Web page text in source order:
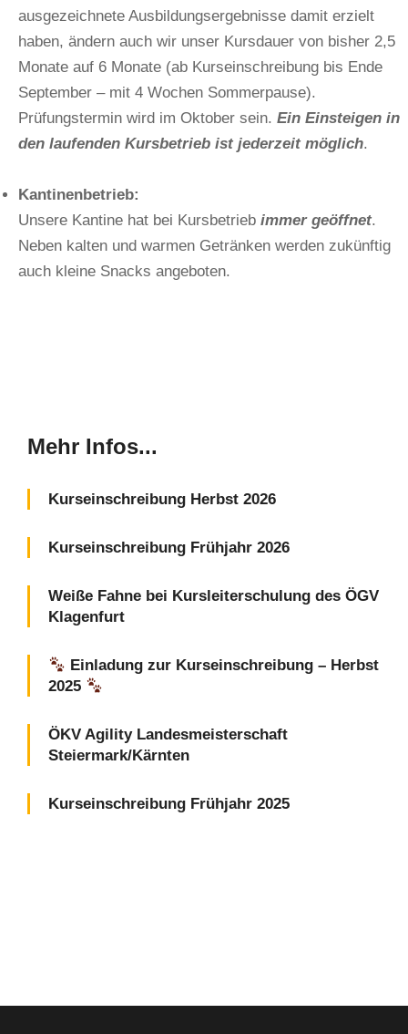
ausgezeichnete Ausbildungsergebnisse damit erzielt
haben, ändern auch wir unser Kursdauer von bisher 2,5
Monate auf 6 Monate (ab Kurseinschreibung bis Ende
September – mit 4 Wochen Sommerpause).
Prüfungstermin wird im Oktober sein. Ein Einsteigen in
den laufenden Kursbetrieb ist jederzeit möglich.
Kantinenbetrieb:
Unsere Kantine hat bei Kursbetrieb immer geöffnet.
Neben kalten und warmen Getränken werden zukünftig
auch kleine Snacks angeboten.
Mehr Infos...
Kurseinschreibung Herbst 2026
Kurseinschreibung Frühjahr 2026
Weiße Fahne bei Kursleiterschulung des ÖGV
Klagenfurt
Einladung zur Kurseinschreibung – Herbst
2025
ÖKV Agility Landesmeisterschaft
Steiermark/Kärnten
Kurseinschreibung Frühjahr 2025